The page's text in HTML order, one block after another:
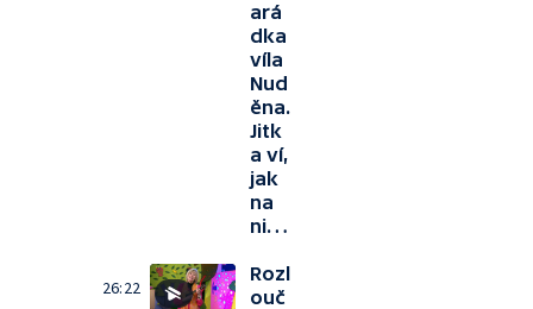
ará
dka
víla
Nud
ěna.
Jitk
a ví,
jak
na
ni…
26:22
Rozl
ouč